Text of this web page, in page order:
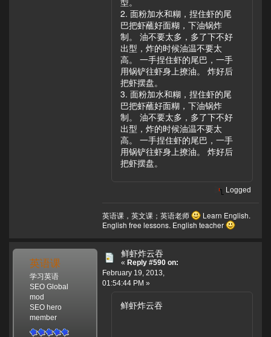
2. 面粉加水和糊，捏住虾的尾
巴把虾蘸好面糊，下油锅炸
制。 油不要太多，多了下不好
出型，炸的时候油温不要太
高。 一手捏住虾的尾巴，一手
用锅铲往虾身上撩油。 炸好后
把虾摆盘。
3. 面粉加水和糊，捏住虾的尾
巴把虾蘸好面糊，下油锅炸
制。 油不要太多，多了下不好
出型，炸的时候油温不要太
高。 一手捏住虾的尾巴，一手
用锅铲往虾身上撩油。 炸好后
把虾摆盘。
Logged
英语课，英文课；英语老师
Learn English.
English free lessons. English teacher
英语课
学习英语
SEO Global
mod
SEO hero
member
鲜虾炸云吞
« Reply #590 on:
February 19, 2013,
01:54:44 PM »
鲜虾炸云吞